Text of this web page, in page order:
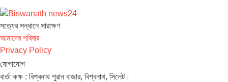
সত‌্যের সন্ধানে সারাক্ষণ
আমাদের পরিবার
Privacy Policy
যোগাযোগ
বার্তা কক্ষ : বিশ্বনাথ পুরান বাজার, বিশ্বনাথ, সিলেট।